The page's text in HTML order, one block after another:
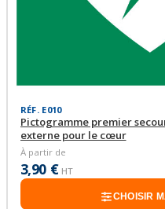
RÉF. E010
Pictogramme premier
externe pour le cœur
À partir de
3,90 € HT
CHOISIR